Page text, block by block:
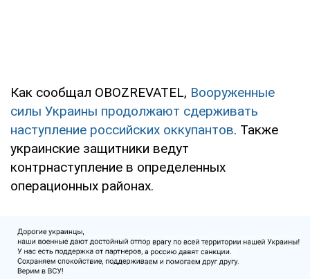
Как сообщал OBOZREVATEL, Вооруженные
силы Украины продолжают сдерживать
наступление российских оккупантов. Также
украинские защитники ведут
контрнаступление в определенных
операционных районах.